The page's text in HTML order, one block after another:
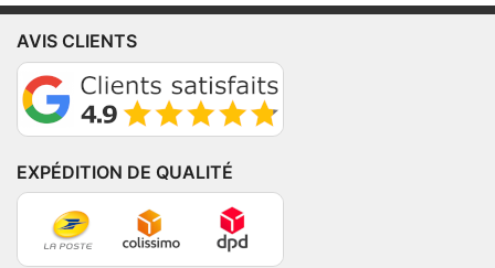
AVIS CLIENTS
EXPÉDITION DE QUALITÉ